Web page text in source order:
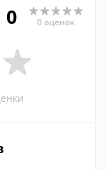
0 0 оценок